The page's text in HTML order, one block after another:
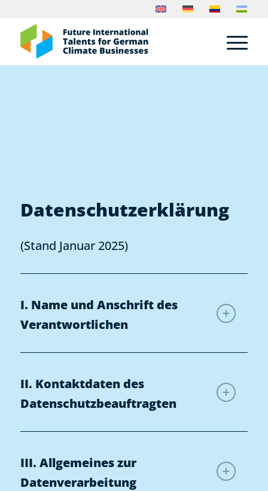
Datenschutz­erklärung
(Stand Januar 2025)
I. Name und Anschrift des
Verantwortlichen
II. Kontaktdaten des
Datenschutzbeauftragten
III. Allgemeines zur
Datenverarbeitung